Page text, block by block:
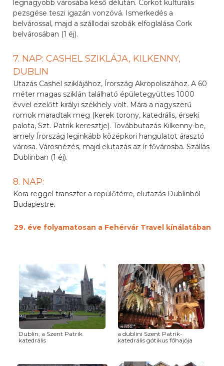
legnagyobb városába késő délután. Corkot kulturális
pezsgése teszi igazán vonzóvá. Ismerkedés a
belvárossal, majd a szállodai szobák elfoglalása Cork
belvárosában (1 éj).
7. NAP: CASHEL SZIKLÁJA, KILKENNY,
DUBLIN
Utazás Cashel sziklájához, Írország Akropoliszához. A 60
méter magas sziklán található épületegyüttes 1000
évvel ezelőtt királyi székhely volt. Mára a nagyszerű
romok maradtak meg (kerek torony, katedrális, érseki
palota, Szt. Patrik keresztje). Továbbutazás Kilkenny-be,
amely Írország leginkább középkori hangulatot árasztó
városa. Városnézés, majd elutazás az ír fővárosba. Szállás
Dublinban (1 éj).
8. NAP:
Kora reggel transzfer a repülőtérre, elutazás Dublinból
Budapestre.
29. éve folyamatosan a Fehérvár Travel kínálatában
Dublin, a Szent Patrik
katedrális
a dublini Szent Patrik-
katedrális gótikus főhajója